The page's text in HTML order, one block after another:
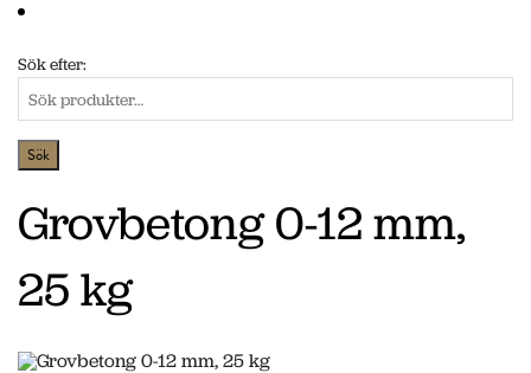
Sök efter:
Grovbetong 0-12 mm,
25 kg